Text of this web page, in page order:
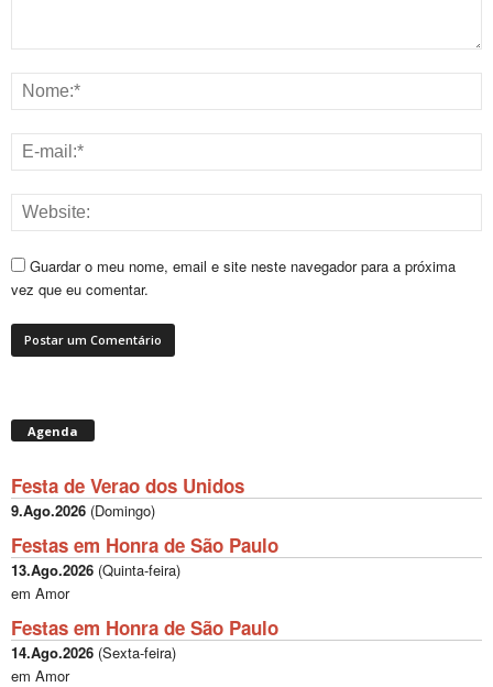
Guardar o meu nome, email e site neste navegador para a próxima
vez que eu comentar.
Agenda
Festa de Verao dos Unidos
9.Ago.2026 (Domingo)
Festas em Honra de São Paulo
13.Ago.2026 (Quinta-feira)
em Amor
Festas em Honra de São Paulo
14.Ago.2026 (Sexta-feira)
em Amor